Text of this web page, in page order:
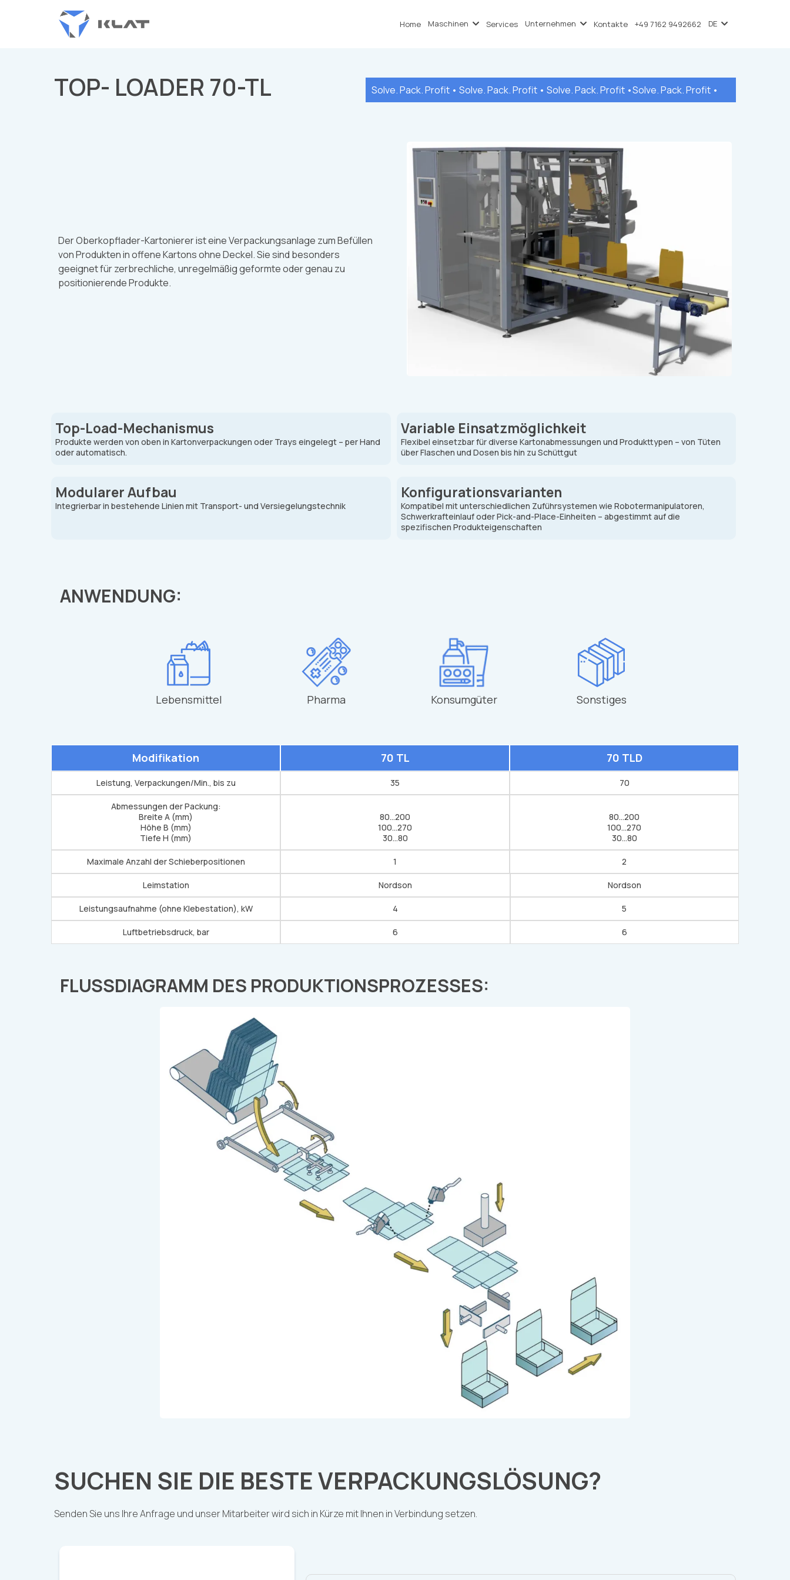
Home Maschinen Services Unternehmen Kontakte +49 7162 9492662 DE
TOP- LOADER 70-TL Solve. Pack. Profit • Solve. Pack. Profit • Solve. Pack. Profit •Solve. Pack. Profit •
Der Oberkopflader-Kartonierer ist eine Verpackungsanlage zum Befüllen
von Produkten in offene Kartons ohne Deckel. Sie sind besonders
geeignet für zerbrechliche, unregelmäßig geformte oder genau zu
positionierende Produkte.
Top-Load-Mechanismus
Produkte werden von oben in Kartonverpackungen oder Trays eingelegt – per Hand
oder automatisch.
Variable Einsatzmöglichkeit
Flexibel einsetzbar für diverse Kartonabmessungen und Produkttypen – von Tüten
über Flaschen und Dosen bis hin zu Schüttgut
Modularer Aufbau
Integrierbar in bestehende Linien mit Transport- und Versiegelungstechnik
Konfigurationsvarianten
Kompatibel mit unterschiedlichen Zuführsystemen wie Robotermanipulatoren,
Schwerkrafteinlauf oder Pick-and-Place-Einheiten – abgestimmt auf die
spezifischen Produkteigenschaften
ANWENDUNG:
Lebensmittel Pharma Konsumgüter Sonstiges
Modifikation 70 TL 70 TLD
Leistung, Verpackungen/Min., bis zu 35 70
Abmessungen der Packung:
Breite A (mm)
Höhe B (mm)
Tiefe H (mm)
80…200
100…270
30…80
80…200
100…270
30…80
Maximale Anzahl der Schieberpositionen 1 2
Leimstation Nordson Nordson
Leistungsaufnahme (ohne Klebestation), kW 4 5
Luftbetriebsdruck, bar 6 6
FLUSSDIAGRAMM DES PRODUKTIONSPROZESSES:
SUCHEN SIE DIE BESTE VERPACKUNGSLÖSUNG?
Senden Sie uns Ihre Anfrage und unser Mitarbeiter wird sich in Kürze mit Ihnen in Verbindung setzen.